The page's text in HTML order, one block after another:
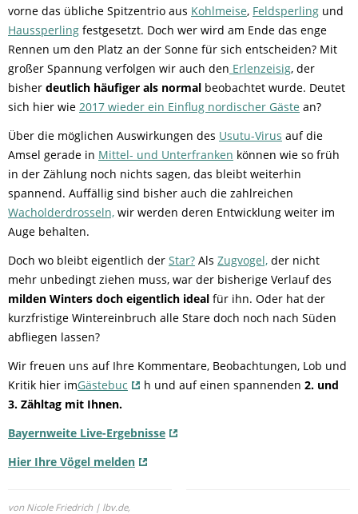
vorne das übliche Spitzentrio aus Kohlmeise, Feldsperling und
Haussperling festgesetzt. Doch wer wird am Ende das enge
Rennen um den Platz an der Sonne für sich entscheiden? Mit
großer Spannung verfolgen wir auch den Erlenzeisig, der
bisher deutlich häufiger als normal beobachtet wurde. Deutet
sich hier wie 2017 wieder ein Einflug nordischer Gäste an?
Über die möglichen Auswirkungen des Usutu-Virus auf die
Amsel gerade in Mittel- und Unterfranken können wie so früh
in der Zählung noch nichts sagen, das bleibt weiterhin
spannend. Auffällig sind bisher auch die zahlreichen
Wacholderdrosseln, wir werden deren Entwicklung weiter im
Auge behalten.
Doch wo bleibt eigentlich der Star? Als Zugvogel, der nicht
mehr unbedingt ziehen muss, war der bisherige Verlauf des
milden Winters doch eigentlich ideal für ihn. Oder hat der
kurzfristige Wintereinbruch alle Stare doch noch nach Süden
abfliegen lassen?
Wir freuen uns auf Ihre Kommentare, Beobachtungen, Lob und
Kritik hier imGästebuc h und auf einen spannenden 2. und
3. Zähltag mit Ihnen.
Bayernweite Live-Ergebnisse
Hier Ihre Vögel melden
von Nicole Friedrich | lbv.de,